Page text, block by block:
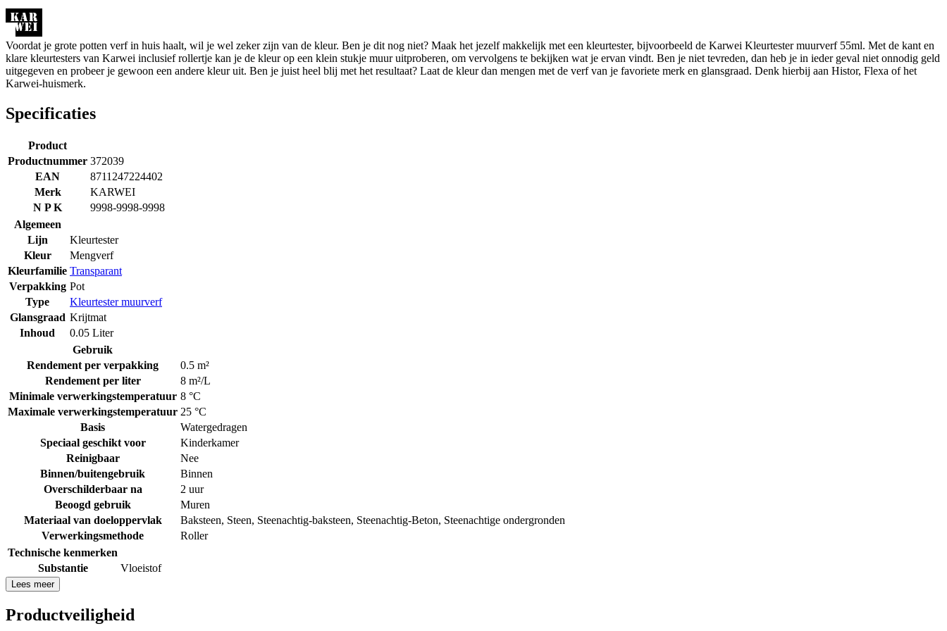
Voordat je grote potten verf in huis haalt, wil je wel zeker zijn van de kleur. Ben je dit nog niet? Maak het jezelf makkelijk met een kleurtester, bijvoorbeeld de Karwei Kleurtester muurverf 55ml. Met de kant en
klare kleurtesters van Karwei inclusief rollertje kan je de kleur op een klein stukje muur uitproberen, om vervolgens te bekijken wat je ervan vindt. Ben je niet tevreden, dan heb je in ieder geval niet onnodig geld
uitgegeven en probeer je gewoon een andere kleur uit. Ben je juist heel blij met het resultaat? Laat de kleur dan mengen met de verf van je favoriete merk en glansgraad. Denk hierbij aan Histor, Flexa of het
Karwei-huismerk.
Specificaties
Product
Productnummer 372039
EAN
8711247224402
Merk
KARWEI
N P K
9998-9998-9998
Algemeen
Lijn
Kleurtester
Kleur
Mengverf
Kleurfamilie Transparant
Verpakking Pot
Type
Kleurtester muurverf
Glansgraad Krijtmat
Inhoud
0.05 Liter
Gebruik
Rendement per verpakking
0.5 m²
Rendement per liter
8 m²/L
Minimale verwerkingstemperatuur 8 °C
Maximale verwerkingstemperatuur 25 °C
Basis
Watergedragen
Speciaal geschikt voor
Kinderkamer
Reinigbaar
Nee
Binnen/buitengebruik
Binnen
Overschilderbaar na
2 uur
Beoogd gebruik
Muren
Materiaal van doeloppervlak
Baksteen, Steen, Steenachtig-baksteen, Steenachtig-Beton, Steenachtige ondergronden
Verwerkingsmethode
Roller
Technische kenmerken
Substantie
Vloeistof
Lees meer
Productveiligheid